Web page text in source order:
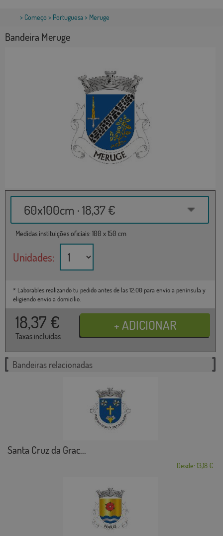
> Começo > Portuguesa> Meruge
Bandeira Meruge
60x100cm · 18,37 €
Medidas instituições oficiais: 100 x 150 cm
Unidades:
* Laborables realizando tu pedido antes de las 12:00 para envío a península y
eligiendo envío a domicilio.
18,37 €
Taxas incluídas
Bandeiras relacionadas
Santa Cruz da Grac...
Desde: 13,18 €